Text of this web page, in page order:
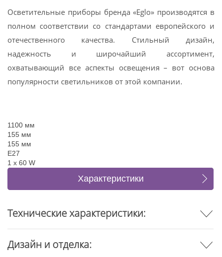
Осветительные приборы бренда «Eglo» производятся в
полном соответствии со стандартами европейского и
отечественного качества. Стильный дизайн,
надежность и широчайший ассортимент,
охватывающий все аспекты освещения – вот основа
популярности светильников от этой компании.
1100 мм
155 мм
155 мм
E27
1 x 60 W
Характеристики
Отзывы
Технические характеристики:
Дизайн и отделка: